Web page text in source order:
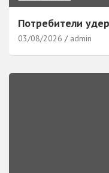
Потребители
03/08/2026 admin